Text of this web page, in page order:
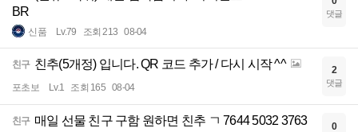
BR
신품 Lv.79 조회 213 08-04
댓글
친구 친추(5개정) 입니다. QR 코드 추가 / 다시 시작 ^^
포초보 Lv.1 조회 165 08-04
2
댓글
친구 매일 선물 친구 구함 원하면 친추 ㄱ 7644 5032 3763 0